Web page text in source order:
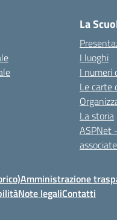
La
I luoghi
I numeri
Le carte
La storia
ASPNet
Amministrazione
Note legaliContatti